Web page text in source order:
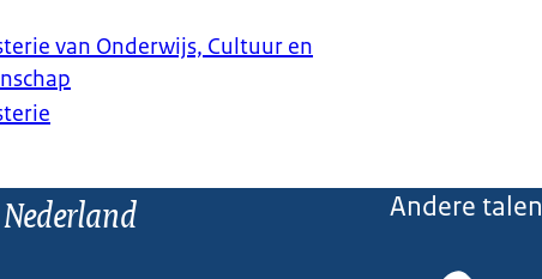
van Onderwijs, Cultuur en
Andere talen